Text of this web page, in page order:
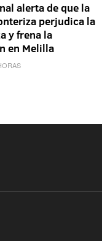
alerta de que la
perjudica la
y frena la
en Melilla